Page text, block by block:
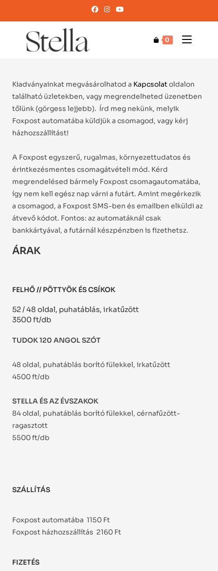
0
Kiadványainkat megvásárolhatod a Kapcsolatoldalon
található üzletekben, vagy megrendelheted üzenetben
tőlünk (görgess lejjebb). Írd meg nekünk, melyik
Foxpost automatába küldjük a csomagod, vagy kérj
házhozszállítást!
A Foxpost egyszerű, rugalmas, környezettudatos és
érintkezésmentes csomagátvételi mód. Kérd
megrendelésed bármely Foxpost csomagautomatába,
így nem kell egész nap várni a futárt. Amint megérkezik
a csomagod, a Foxpost SMS-ben és emailben elküldi az
átvevő kódot. Fontos: az automatáknál csak
bankkártyával, a futárnál készpénzben is fizethetsz.
ÁRAK
FELHŐ // PÖTTYÖK ÉS CSÍKOK
52 / 48 oldal, puhatáblás, irkatűzött
3500 ft/db
TUDOK 120 ANGOL SZÓT
48 oldal, puhatáblás borító fülekkel, irkatűzött
4500 ft/db
STELLA ÉS AZ ÉVSZAKOK
84 oldal, puhatáblás borító fülekkel, cérnafűzött-
ragasztott
5500 ft/db
SZÁLLÍTÁS
Foxpost automatába 1150 Ft
Foxpost házhozszállítás 2160 Ft
FIZETÉS